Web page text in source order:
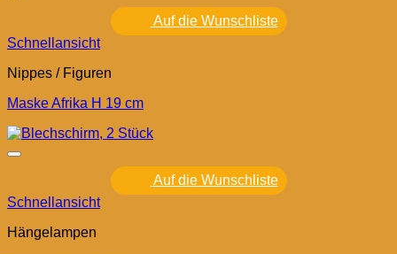
Auf die Wunschliste
Schnellansicht
Nippes / Figuren
Maske Afrika H 19 cm
Auf die Wunschliste
Schnellansicht
Hängelampen